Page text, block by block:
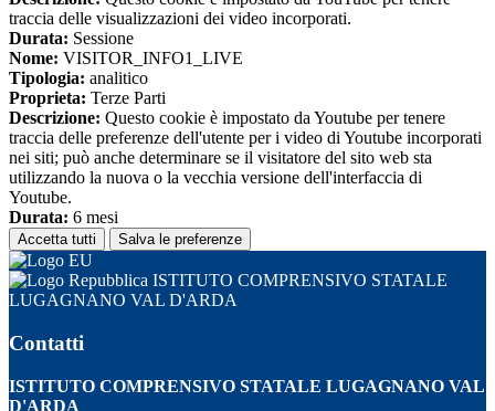
traccia delle visualizzazioni dei video incorporati.
Durata: Sessione
Nome: VISITOR_INFO1_LIVE
Tipologia: analitico
Proprieta: Terze Parti
Descrizione: Questo cookie è impostato da Youtube per tenere
traccia delle preferenze dell'utente per i video di Youtube incorporati
nei siti; può anche determinare se il visitatore del sito web sta
utilizzando la nuova o la vecchia versione dell'interfaccia di
Youtube.
Durata: 6 mesi
Accetta tutti Salva le preferenze
ISTITUTO COMPRENSIVO STATALE
LUGAGNANO VAL D'ARDA
Contatti
ISTITUTO COMPRENSIVO STATALE LUGAGNANO VAL
D'ARDA